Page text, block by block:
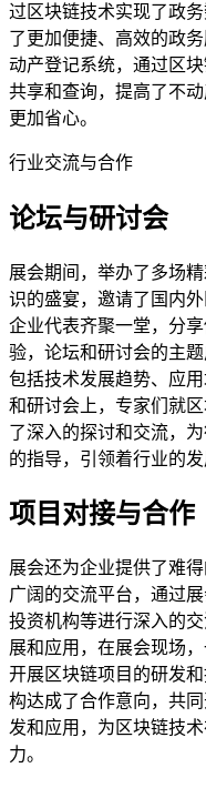
过区块链技术实现了政
了更加便捷、高效的政
动产登记系统，通过区
共享和查询，提高了不
更加省心。
行业交流与合作
论坛与研讨会
展会期间，举办了多场
识的盛宴，邀请了国内
企业代表齐聚一堂，分
验，论坛和研讨会的主
包括技术发展趋势、应
和研讨会上，专家们就
了深入的探讨和交流，
的指导，引领着行业的发
项目对接与合作
展会还为企业提供了难
广阔的交流平台，通过
投资机构等进行深入的
展和应用，在展会现场
开展区块链项目的研发
构达成了合作意向，共
发和应用，为区块链技
力。